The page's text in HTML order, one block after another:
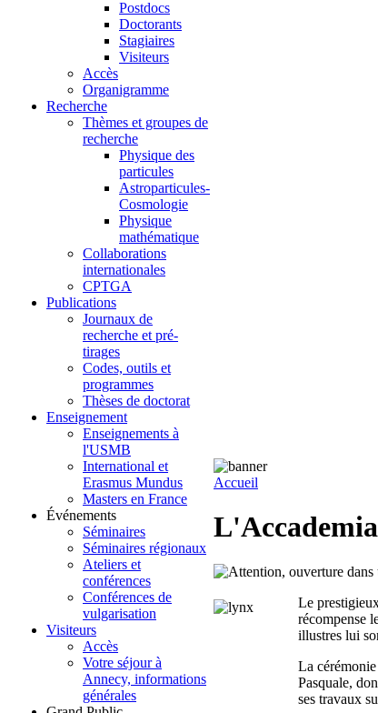
Postdocs
Doctorants
Stagiaires
Visiteurs
Accès
Organigramme
Recherche
Thèmes et groupes de
recherche
Physique des
particules
Astroparticules-
Cosmologie
Physique
mathématique
Collaborations
internationales
CPTGA
Publications
Journaux de
recherche et pré-
tirages
Codes, outils et
programmes
Thèses de doctorat
Enseignement
Enseignements à
l'USMB
International et
Erasmus Mundus
Masters en France
Événements
Séminaires
Séminaires régionaux
Ateliers et
conférences
Conférences de
vulgarisation
Visiteurs
Accès
Votre séjour à
Annecy, informations
générales
Accueil
Le
récompense
illustres lui
La
Pasquale,
ses travaux